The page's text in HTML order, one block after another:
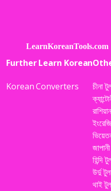
Further Learn Korean
Korean Converters
চীনা
হিন্দি
উর্দু
থাই